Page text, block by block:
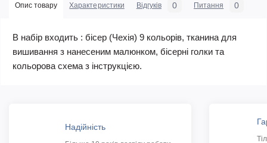
Опис товару Характеристики Відгуків 0 Питання 0
В набір входить : бісер (Чехія) 9 кольорів, тканина для
вишивання з нанесеним малюнком, бісерні голки та
кольорова схема з інструкцією.
Надійність